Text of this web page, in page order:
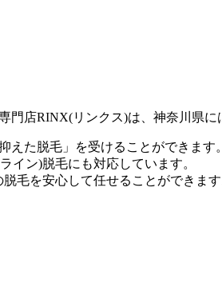
店RINX(リンクス)は、神奈川県に
た脱毛」を受けることができます。
イン)脱毛にも対応しています。
毛を安心して任せることができます